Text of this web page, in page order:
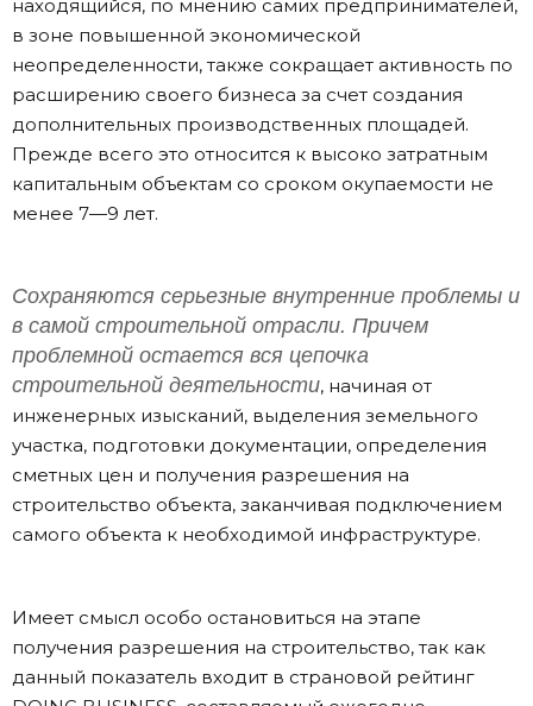
находящийся, по мнению самих предпринимателей,
в зоне повышенной экономической
неопределенности, также сокращает активность по
расширению своего бизнеса за счет создания
дополнительных производственных площадей.
Прежде всего это относится к высоко затратным
капитальным объектам со сроком окупаемости не
менее 7—9 лет.
Сохраняются серьезные внутренние проблемы и
в самой строительной отрасли. Причем
проблемной остается вся цепочка
строительной деятельности, начиная от
инженерных изысканий, выделения земельного
участка, подготовки документации, определения
сметных цен и получения разрешения на
строительство объекта, заканчивая подключением
самого объекта к необходимой инфраструктуре.
Имеет смысл особо остановиться на этапе
получения разрешения на строительство, так как
данный показатель входит в страновой рейтинг